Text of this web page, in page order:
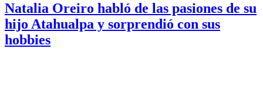
Natalia Oreiro habló de las pasiones de su
hijo Atahualpa y sorprendió con sus
hobbies